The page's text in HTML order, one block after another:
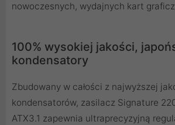
nowoczesnych, wydajnych kart
100% wysokiej jakości,
kondensatory
Zbudowany w całości z najwyższej
kondensatorów, zasilacz Signature
ATX3.1 zapewnia ultraprecyzyjną